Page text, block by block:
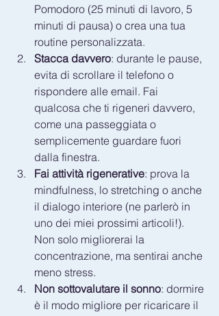
Pomodoro (25 minuti di lavoro, 5
minuti di pausa) o crea una tua
routine personalizzata.
Stacca davvero: durante le pause,
evita di scrollare il telefono o
rispondere alle email. Fai
qualcosa che ti rigeneri davvero,
come una passeggiata o
semplicemente guardare fuori
dalla finestra.
Fai attività rigenerative: prova la
mindfulness, lo stretching o anche
il dialogo interiore (ne parlerò in
uno dei miei prossimi articoli!).
Non solo migliorerai la
concentrazione, ma sentirai anche
meno stress.
Non sottovalutare il sonno: dormire
è il modo migliore per ricaricare il